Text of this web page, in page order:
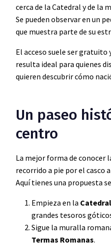
cerca de la Catedral y de la
Se pueden observar en un
que muestra parte de su
El acceso suele ser gratuito
resulta ideal para quienes
quieren descubrir cómo
Un paseo
centro
La mejor forma de conocer
recorrido a pie por el casco
Aquí tienes una propuesta
Empieza en la
grandes tesoros
Sigue la muralla
Termas Romanas.